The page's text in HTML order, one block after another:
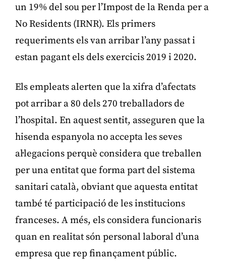
un 19% del sou per l’Impost de la Renda per a
No Residents (IRNR). Els primers
requeriments els van arribar l’any passat i
estan pagant els dels exercicis 2019 i 2020.
Els empleats alerten que la xifra d’afectats
pot arribar a 80 dels 270 treballadors de
l’hospital. En aquest sentit, asseguren que la
hisenda espanyola no accepta les seves
al·legacions perquè considera que treballen
per una entitat que forma part del sistema
sanitari català, obviant que aquesta entitat
també té participació de les institucions
franceses. A més, els considera funcionaris
quan en realitat són personal laboral d’una
empresa que rep finançament públic.